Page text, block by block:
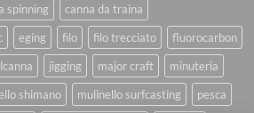
spinning
canna da traina
eging filo filo trecciato
fluorocarbon
jigging major craft
minuteria
shimano mulinello surfcasting
pesca